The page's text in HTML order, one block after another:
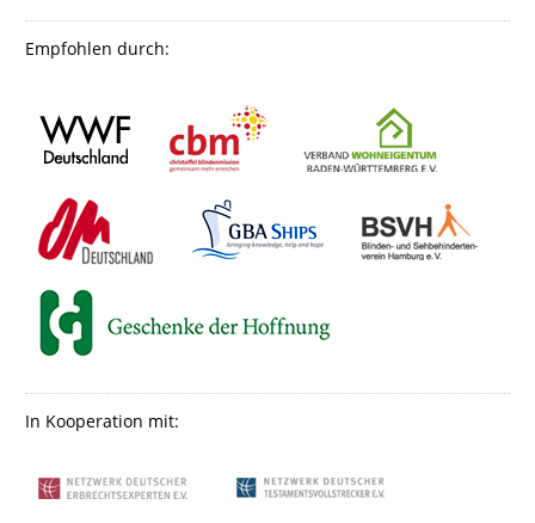
Empfohlen durch:
In Kooperation mit: